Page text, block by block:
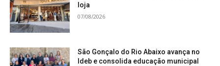
loja
07/08/2026
São Gonçalo do Rio Abaixo avança no
Ideb e consolida educação municipal